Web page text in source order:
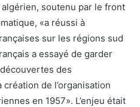
soutenu par le front
«a réussi à
sur les régions sud
a essayé de garder
des
de l’organisation
en 1957». L’enjeu était